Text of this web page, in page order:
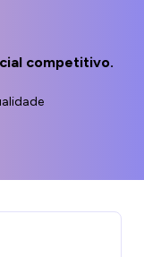
competitivo.